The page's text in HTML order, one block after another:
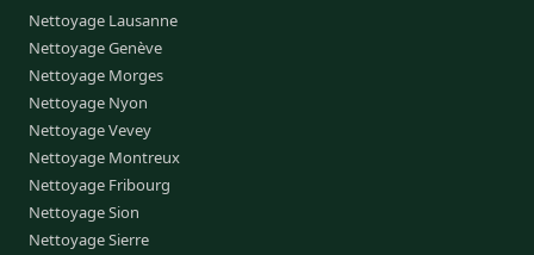
Nettoyage Lausanne
Nettoyage Genève
Nettoyage Morges
Nettoyage Nyon
Nettoyage Vevey
Nettoyage Montreux
Nettoyage Fribourg
Nettoyage Sion
Nettoyage Sierre